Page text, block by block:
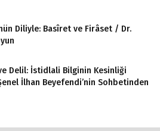
Diliyle: Basîret ve Firâset / Dr.
Delil: İstidlali Bilginin Kesinliği
İlhan Beyefendi’nin Sohbetinden